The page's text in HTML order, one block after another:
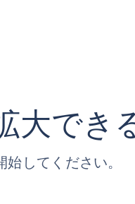
大でき
してください。